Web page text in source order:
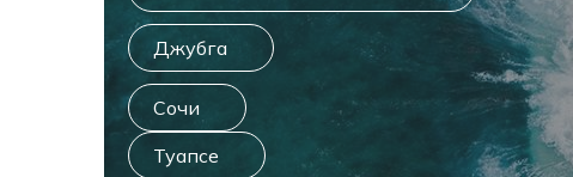
Джубга
Сочи
Туапсе